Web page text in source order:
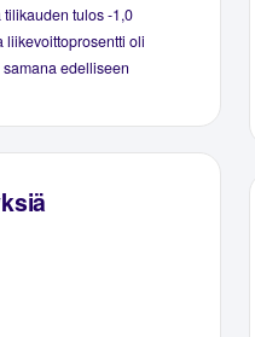
tulos -1,0
liikevoittoprosentti oli
edelliseen